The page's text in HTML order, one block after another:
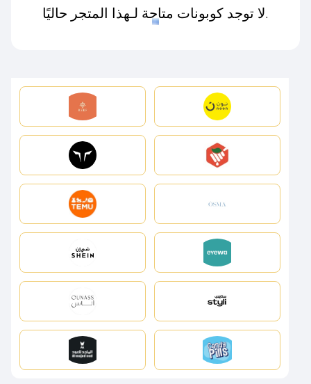
لا توجد كوبونات متاحة لـهذا المتجر حاليًا.